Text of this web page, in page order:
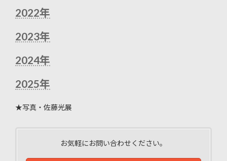
2022年
2023年
2024年
2025年
★写真・佐藤光展
お気軽にお問い合わせください。